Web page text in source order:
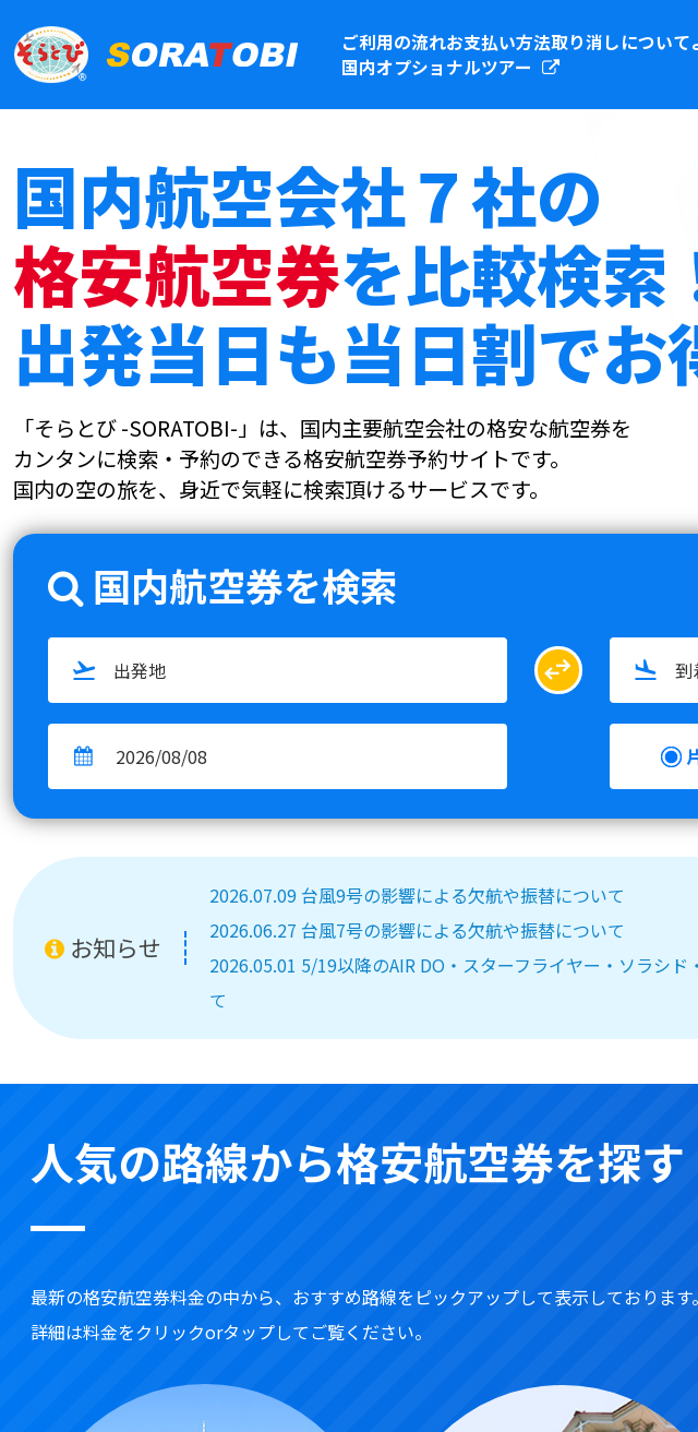
ご利用の流れお支払い方法取り消しについて
国内オプショナルツアー
国内航空会社７社の
格安航空券を比較検索
出発当日も当日割でお
「そらとび -SORATOBI-」は、国内主要航空会社の格安な航空券を
カンタンに検索・予約のできる格安航空券予約サイトです。
国内の空の旅を、身近で気軽に検索頂けるサービスです。
国内航空券を検索
swap_horiz
お知らせ
2026.07.09 台風9号の影響による欠航や振替について
2026.06.27 台風7号の影響による欠航や振替について
2026.05.01 5/19以降のAIR DO・スターフライヤー・ソラシ
て
人気の路線から格安航空券を探す
最新の格安航空券料金の中から、おすすめ路線をピックアップして表示しております。
詳細は料金をクリックorタップしてご覧ください。